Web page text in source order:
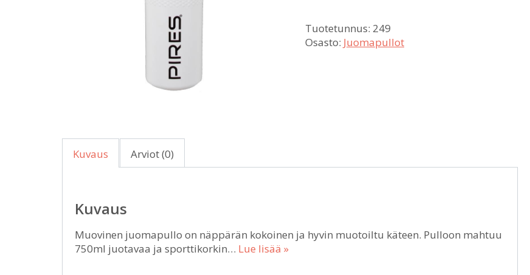
Tuotetunnus: 249
Osasto: Juomapullot
Kuvaus Arviot (0)
Kuvaus
Muovinen juomapullo on näppärän kokoinen ja hyvin muotoiltu käteen. Pulloon mahtuu
750ml juotavaa ja sporttikorkin… Lue lisää »